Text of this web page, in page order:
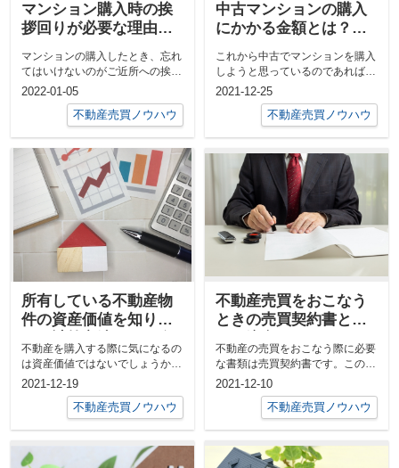
マンション購入時の挨
拶回りが必要な理由と
注意点を解説！
マンションの購入したとき、忘れ
てはいけないのがご近所への挨拶
回りです。賃貸物件への引越し時
は、挨拶回...
2022-01-05
不動産売買ノウハウ
中古マンションの購入
にかかる金額とは？諸
費用や手付金について
もご紹介
これから中古でマンションを購入
しようと思っているのであれば、
先に必要な諸費用についても把握
しておくこ...
2021-12-25
不動産売買ノウハウ
所有している不動産物
件の資産価値を知りた
不動産を購入する際に気になるの
は資産価値ではないでしょうか。
不動産のうち建物部分は時間とと
もに価値が...
2021-12-19
不動産売買ノウハウ
不動産売買をおこなう
ときの売買契約書と
トをご紹介
不動産の売買をおこなう際に必要
な書類は売買契約書です。この書
類がどういったものなのか、しっ
かり把握で...
2021-12-10
不動産売買ノウハウ